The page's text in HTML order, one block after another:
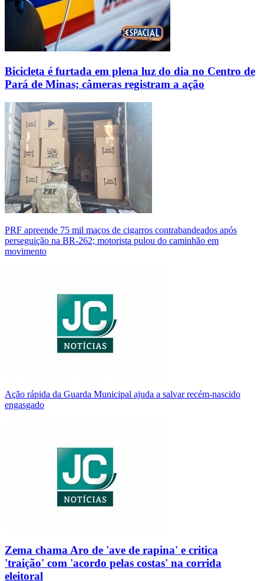
Bicicleta é furtada em plena luz do dia no Centro de
Pará de Minas; câmeras registram a ação
PRF apreende 75 mil maços de cigarros contrabandeados após
perseguição na BR-262; motorista pulou do caminhão em
movimento
Ação rápida da Guarda Municipal ajuda a salvar recém-nascido
engasgado
Zema chama Aro de 'ave de rapina' e critica
'traição' com 'acordo pelas costas' na corrida
eleitoral